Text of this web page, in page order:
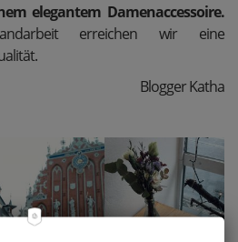
elegantem Damenaccessoire.
erreichen wir eine
Blogger Katha